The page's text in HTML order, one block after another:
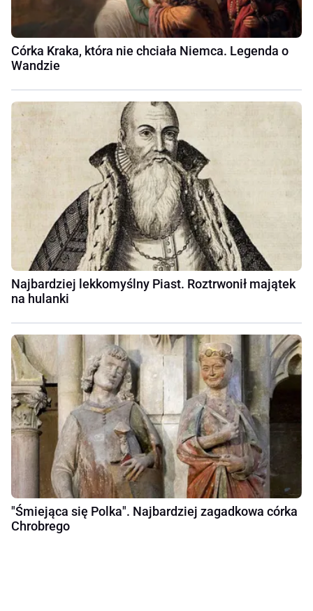
Córka Kraka, która nie chciała Niemca. Legenda o
Wandzie
Najbardziej lekkomyślny Piast. Roztrwonił majątek
na hulanki
"Śmiejąca się Polka". Najbardziej zagadkowa córka
Chrobrego